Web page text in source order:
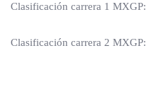
Clasificación carrera 1 MXGP:
Clasificación carrera 2 MXGP: